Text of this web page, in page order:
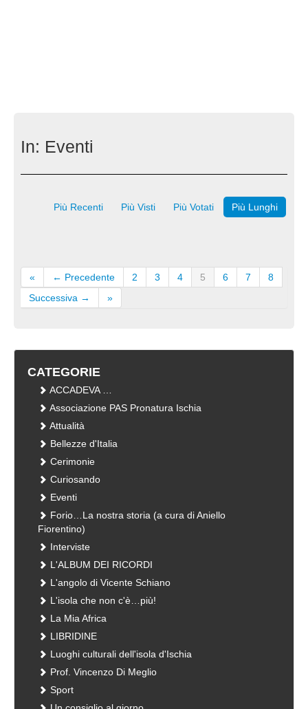
In: Eventi
Più Recenti Più Visti Più Votati Più Lunghi
« ← Precedente 2 3 4 5 6 7
8
Successiva →
»
CATEGORIE
ACCADEVA …
Associazione PAS Pronatura Ischia
Attualità
Bellezze d'Italia
Cerimonie
Curiosando
Eventi
Forio…La nostra storia (a cura di Aniello
Fiorentino)
Interviste
L'ALBUM DEI RICORDI
L'angolo di Vicente Schiano
L'isola che non c'è…più!
La Mia Africa
LIBRIDINE
Luoghi culturali dell'isola d'Ischia
Prof. Vincenzo Di Meglio
Sport